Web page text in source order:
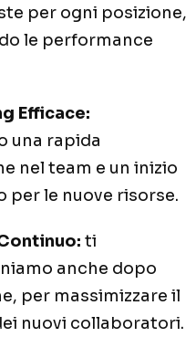
per ogni posizione,
le performance
Efficace:
una rapida
nel team e un inizio
per le nuove risorse.
ti
anche dopo
per massimizzare il
nuovi collaboratori.